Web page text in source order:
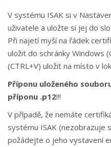
V systému ISAK si v
uživatele a uložte si jej do
Při najetí myší na řádek
uložit do schránky Windows
(CTRL+V) uložit na místo v
Příponu uloženého
příponu .p12!!!
V případě, že nemáte
systému ISAK (nezobrazuje
požádejte o jeho vystavení